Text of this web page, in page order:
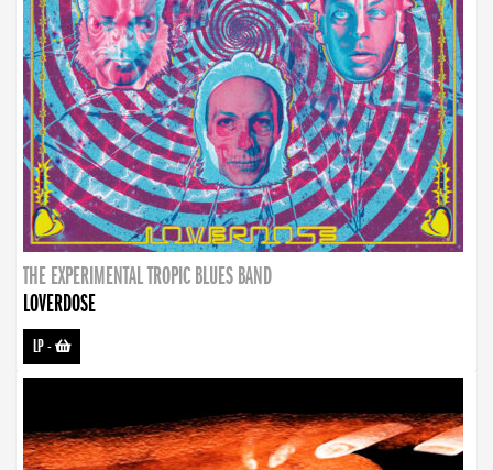
THE EXPERIMENTAL TROPIC BLUES BAND
LOVERDOSE
LP-